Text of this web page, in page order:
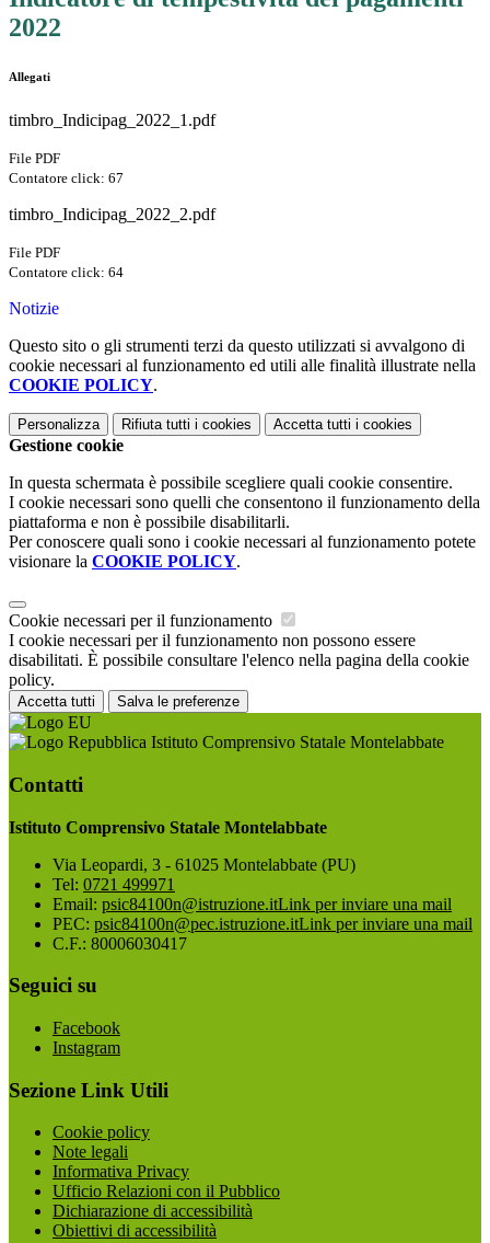
2022
Allegati
timbro_Indicipag_2022_1.pdf
File PDF
Contatore click: 67
timbro_Indicipag_2022_2.pdf
File PDF
Contatore click: 64
Notizie
Questo sito o gli strumenti terzi da questo utilizzati si avvalgono di
cookie necessari al funzionamento ed utili alle finalità illustrate nella
COOKIE POLICY.
Personalizza Rifiuta tutti i cookies Accetta tutti i cookies
Gestione cookie
In questa schermata è possibile scegliere quali cookie consentire.
I cookie necessari sono quelli che consentono il funzionamento della
piattaforma e non è possibile disabilitarli.
Per conoscere quali sono i cookie necessari al funzionamento potete
visionare la COOKIE POLICY.
Cookie necessari per il funzionamento
I cookie necessari per il funzionamento non possono essere
disabilitati. È possibile consultare l'elenco nella pagina della cookie
policy.
Accetta tutti Salva le preferenze
Istituto Comprensivo Statale Montelabbate
Contatti
Istituto Comprensivo Statale Montelabbate
Via Leopardi, 3 - 61025 Montelabbate (PU)
Tel: 0721 499971
Email: psic84100n@istruzione.itLink per inviare una mail
PEC: psic84100n@pec.istruzione.itLink per inviare una mail
C.F.: 80006030417
Seguici su
Facebook
Instagram
Sezione Link Utili
Cookie policy
Note legali
Informativa Privacy
Ufficio Relazioni con il Pubblico
Dichiarazione di accessibilità
Obiettivi di accessibilità